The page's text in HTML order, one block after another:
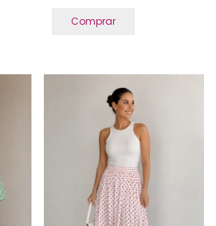
Comprar